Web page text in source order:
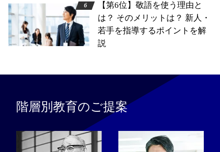
【第6位】敬語を使う理由と
は？ そのメリットは？ 新人・
若手を指導するポイントを解
説
階層別教育のご提案